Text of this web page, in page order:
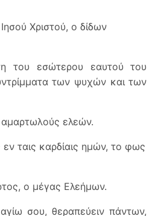
Χριστού, ο δίδων
του εσώτερου εαυτού του
των ψυχών και των
αμαρτωλούς ελεών.
ταις καρδίαις ημών, το φως
ο μέγας Ελεήμων.
σου, θεραπεύειν πάντων,